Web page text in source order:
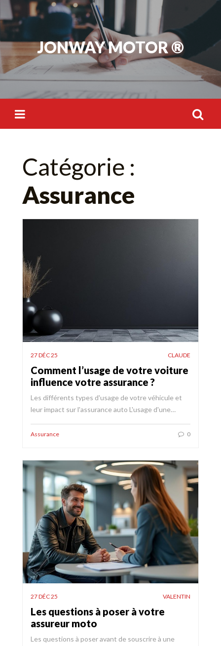
Skip
to
content
JONWAY MOTOR ®
Catégorie :
Assurance
27 DÉC 25 CLAUDE
Comment l’usage de votre voiture
influence votre assurance ?
Les différents types d'usage de votre véhicule et
leur impact sur l'assurance auto L'usage d'une…
Assurance 0
27 DÉC 25 VALENTIN
Les questions à poser à votre
assureur moto
Les questions à poser avant de souscrire à une